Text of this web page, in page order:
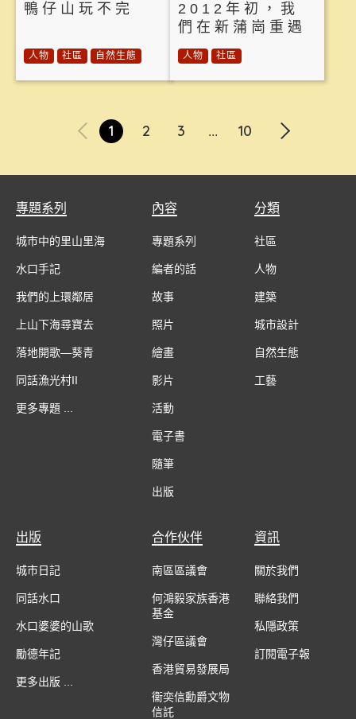
鴨仔山玩不完
人物 社區 自然生態
2012年初，我
們在新蒲崗重遇
人物 社區
1 2 3 ... 10
專題系列
城市中的里山里海
水口手記
我們的上環鄰居
上山下海尋寶去
落地開歌—葵青
同話漁光村II
更多專題 ...
內容
專題系列
編者的話
故事
照片
繪畫
影片
活動
電子書
隨筆
出版
分類
社區
人物
建築
城市設計
自然生態
工藝
出版
城市日記
同話水口
水口婆婆的山歌
勵德年記
更多出版 ...
合作伙伴
南區區議會
何鴻毅家族香港
基金
灣仔區議會
香港貿易發展局
衞奕信勳爵文物
信託
資訊
關於我們
聯絡我們
私隱政策
訂閱電子報